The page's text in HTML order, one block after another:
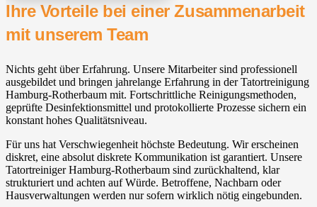
Ihre Vorteile bei einer Zusammenarbeit
mit unserem Team
Nichts geht über Erfahrung. Unsere Mitarbeiter sind professionell
ausgebildet und bringen jahrelange Erfahrung in der Tatortreinigung
Hamburg-Rotherbaum mit. Fortschrittliche Reinigungsmethoden,
geprüfte Desinfektionsmittel und protokollierte Prozesse sichern ein
konstant hohes Qualitätsniveau.
Für uns hat Verschwiegenheit höchste Bedeutung. Wir erscheinen
diskret, eine absolut diskrete Kommunikation ist garantiert. Unsere
Tatortreiniger Hamburg-Rotherbaum sind zurückhaltend, klar
strukturiert und achten auf Würde. Betroffene, Nachbarn oder
Hausverwaltungen werden nur sofern wirklich nötig eingebunden.